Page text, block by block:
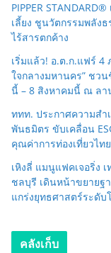
PIPPER
เลี้ยง ชูนวัตกรรมพลัง
ไร้สารตกค้าง
เริ่มแล้ว! อ.ต.ก.แฟร์ 4
ใจกลางมหานคร” ชว
นี้ – 8 สิงหาคมนี้ ณ ลา
ททท. ประกาศความสำ
พันธมิตร ขับเคลื่อน
คุณค่าการท่องเที่ยวไท
เหิงลี่ แมนูแฟคเจอริ่ง
ชลบุรี เดินหน้าขยายฐ
แกร่งยุทธศาสตร์ระดับ
คลังเก็บ